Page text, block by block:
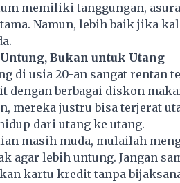
memiliki tanggungan,
Namun, lebih baik jika
Bukan untuk Utang
di usia 20-an sangat rentan
dengan berbagai diskon
mereka justru bisa terjerat
dari utang ke utang.
masih muda, mulailah
agar lebih untung. Jangan
kartu kredit tanpa